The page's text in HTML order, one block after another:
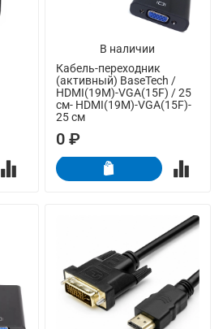
В наличии
Кабель-переходник
(активный) BaseTech /
HDMI(19M)-VGA(15F) / 25
см- HDMI(19M)-VGA(15F)-
25 см
0 ₽